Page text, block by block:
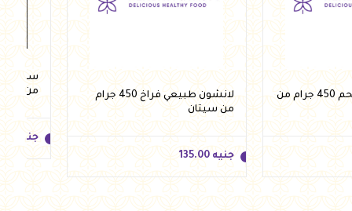
لانشون طبيعي لحم 450 جرام من
لانشون طبيعي فراخ 450 جرام
من سيتان
جنيه 135.00
من
جنيه